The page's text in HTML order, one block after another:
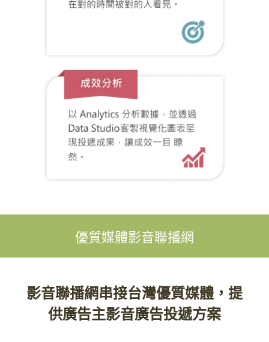
優質媒體影音聯播網
影音聯播網串接台灣優質媒體，提
供廣告主影音廣告投遞方案